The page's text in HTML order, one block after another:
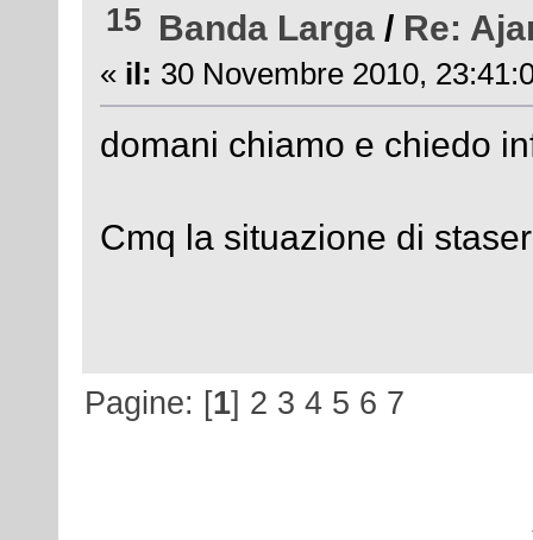
15 Banda Larga / Re:
« il: 30 Novembre 2010,
domani chiamo e chiedo
Cmq la situazione di
Pagine: [1] 2 3 4 5 6 7